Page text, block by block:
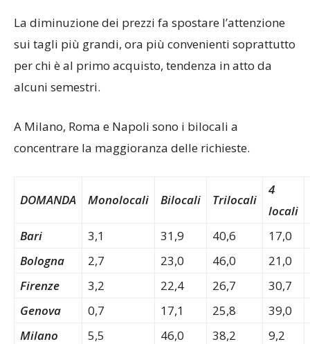
La diminuzione dei prezzi fa spostare l’attenzione
sui tagli più grandi, ora più convenienti soprattutto
per chi è al primo acquisto, tendenza in atto da
alcuni semestri.
A Milano, Roma e Napoli sono i bilocali a
concentrare la maggioranza delle richieste.
DOMANDA Monolocali Bilocali Trilocali
4
locali
Bari
3,1 31,9 40,6
17,0
Bologna
2,7 23,0 46,0
21,0
Firenze
3,2 22,4 26,7
30,7
Genova
0,7 17,1 25,8
39,0
Milano
5,5 46,0 38,2
9,2